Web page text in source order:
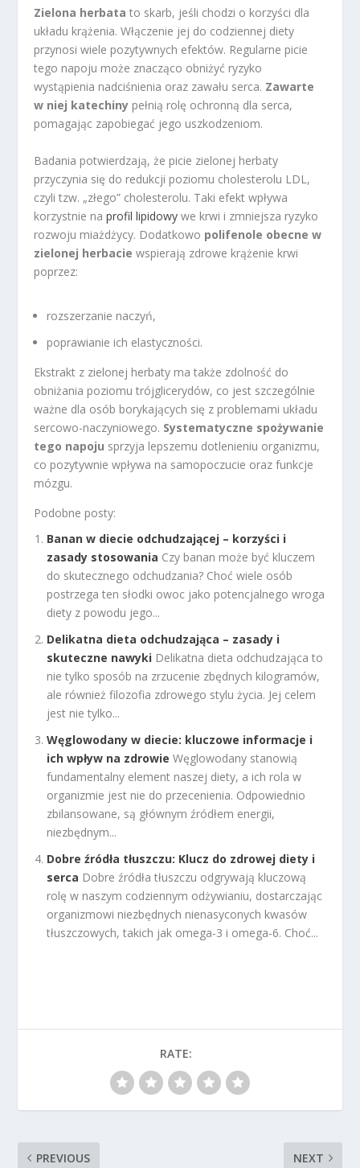
Zielona herbata to skarb, jeśli chodzi o korzyści dla
układu krążenia. Włączenie jej do codziennej diety
przynosi wiele pozytywnych efektów. Regularne picie
tego napoju może znacząco obniżyć ryzyko
wystąpienia nadciśnienia oraz zawału serca. Zawarte
w niej katechiny pełnią rolę ochronną dla serca,
pomagając zapobiegać jego uszkodzeniom.
Badania potwierdzają, że picie zielonej herbaty
przyczynia się do redukcji poziomu cholesterolu LDL,
czyli tzw. „złego” cholesterolu. Taki efekt wpływa
korzystnie naprofil lipidowy we krwi i zmniejsza ryzyko
rozwoju miażdżycy. Dodatkowo polifenole obecne w
zielonej herbacie wspierają zdrowe krążenie krwi
poprzez:
rozszerzanie naczyń,
poprawianie ich elastyczności.
Ekstrakt z zielonej herbaty ma także zdolność do
obniżania poziomu trójglicerydów, co jest szczególnie
ważne dla osób borykających się z problemami układu
sercowo-naczyniowego. Systematyczne spożywanie
tego napoju sprzyja lepszemu dotlenieniu organizmu,
co pozytywnie wpływa na samopoczucie oraz funkcje
mózgu.
Podobne posty:
Banan w diecie odchudzającej – korzyści i
zasady stosowania Czy banan może być kluczem
do skutecznego odchudzania? Choć wiele osób
postrzega ten słodki owoc jako potencjalnego wroga
diety z powodu jego...
Delikatna dieta odchudzająca – zasady i
skuteczne nawyki Delikatna dieta odchudzająca to
nie tylko sposób na zrzucenie zbędnych kilogramów,
ale również filozofia zdrowego stylu życia. Jej celem
jest nie tylko...
Węglowodany w diecie: kluczowe informacje i
ich wpływ na zdrowie Węglowodany stanowią
fundamentalny element naszej diety, a ich rola w
organizmie jest nie do przecenienia. Odpowiednio
zbilansowane, są głównym źródłem energii,
niezbędnym...
Dobre źródła tłuszczu: Klucz do zdrowej diety i
serca Dobre źródła tłuszczu odgrywają kluczową
rolę w naszym codziennym odżywianiu, dostarczając
organizmowi niezbędnych nienasyconych kwasów
tłuszczowych, takich jak omega-3 i omega-6. Choć...
RATE:
PREVIOUS NEXT